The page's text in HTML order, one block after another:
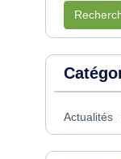
Actualités